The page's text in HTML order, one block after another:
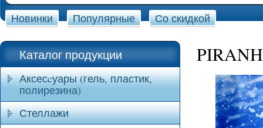
Новинки Популярные Со скидкой
Каталог продукции
Аксесcуары (гель, пластик,
полирезина)
Стеллажи